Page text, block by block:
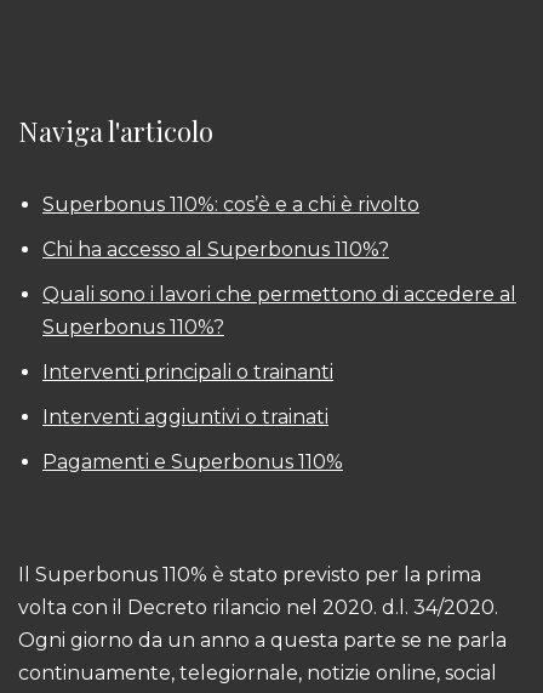
Naviga l'articolo
Superbonus 110%: cos’è e a chi è rivolto
Chi ha accesso al Superbonus 110%?
Quali sono i lavori che permettono di accedere al
Superbonus 110%?
Interventi principali o trainanti
Interventi aggiuntivi o trainati
Pagamenti e Superbonus 110%
Il Superbonus 110% è stato previsto per la prima
volta con il Decreto rilancio nel 2020. d.l. 34/2020.
Ogni giorno da un anno a questa parte se ne parla
continuamente, telegiornale, notizie online, social